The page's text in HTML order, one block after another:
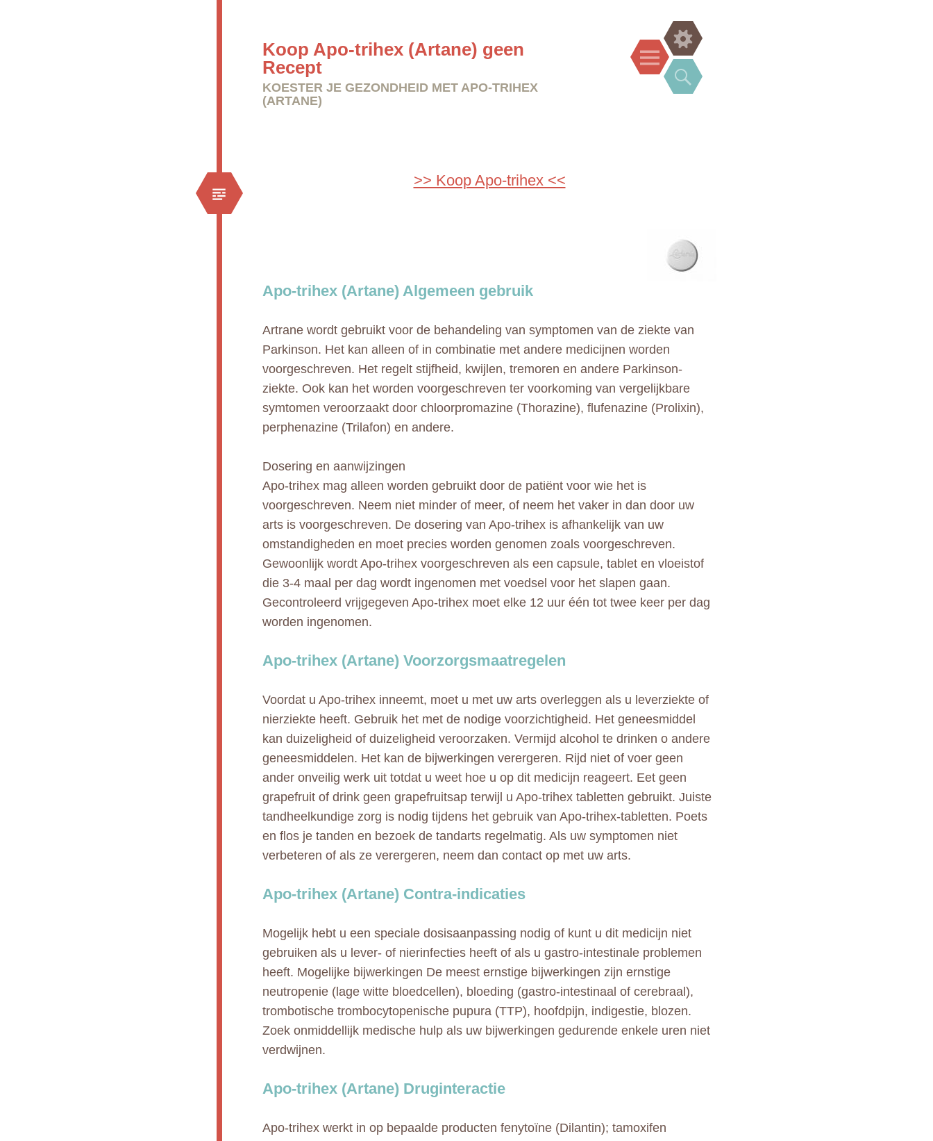
Koop Apo-trihex (Artane) geen
Recept
KOESTER JE GEZONDHEID MET APO-TRIHEX
(ARTANE)
Menu
Widgets
Search
>> Koop Apo-trihex <<
Apo-trihex (Artane) Algemeen gebruik
Artrane wordt gebruikt voor de behandeling van symptomen van de ziekte van
Parkinson. Het kan alleen of in combinatie met andere medicijnen worden
voorgeschreven. Het regelt stijfheid, kwijlen, tremoren en andere Parkinson-
ziekte. Ook kan het worden voorgeschreven ter voorkoming van vergelijkbare
symtomen veroorzaakt door chloorpromazine (Thorazine), flufenazine (Prolixin),
perphenazine (Trilafon) en andere.
Dosering en aanwijzingen
Apo-trihex mag alleen worden gebruikt door de patiënt voor wie het is
voorgeschreven. Neem niet minder of meer, of neem het vaker in dan door uw
arts is voorgeschreven. De dosering van Apo-trihex is afhankelijk van uw
omstandigheden en moet precies worden genomen zoals voorgeschreven.
Gewoonlijk wordt Apo-trihex voorgeschreven als een capsule, tablet en vloeistof
die 3-4 maal per dag wordt ingenomen met voedsel voor het slapen gaan.
Gecontroleerd vrijgegeven Apo-trihex moet elke 12 uur één tot twee keer per dag
worden ingenomen.
Apo-trihex (Artane) Voorzorgsmaatregelen
Voordat u Apo-trihex inneemt, moet u met uw arts overleggen als u leverziekte of
nierziekte heeft. Gebruik het met de nodige voorzichtigheid. Het geneesmiddel
kan duizeligheid of duizeligheid veroorzaken. Vermijd alcohol te drinken o andere
geneesmiddelen. Het kan de bijwerkingen verergeren. Rijd niet of voer geen
ander onveilig werk uit totdat u weet hoe u op dit medicijn reageert. Eet geen
grapefruit of drink geen grapefruitsap terwijl u Apo-trihex tabletten gebruikt. Juiste
tandheelkundige zorg is nodig tijdens het gebruik van Apo-trihex-tabletten. Poets
en flos je tanden en bezoek de tandarts regelmatig. Als uw symptomen niet
verbeteren of als ze verergeren, neem dan contact op met uw arts.
Apo-trihex (Artane) Contra-indicaties
Mogelijk hebt u een speciale dosisaanpassing nodig of kunt u dit medicijn niet
gebruiken als u lever- of nierinfecties heeft of als u gastro-intestinale problemen
heeft. Mogelijke bijwerkingen De meest ernstige bijwerkingen zijn ernstige
neutropenie (lage witte bloedcellen), bloeding (gastro-intestinaal of cerebraal),
trombotische trombocytopenische pupura (TTP), hoofdpijn, indigestie, blozen.
Zoek onmiddellijk medische hulp als uw bijwerkingen gedurende enkele uren niet
verdwijnen.
Apo-trihex (Artane) Druginteractie
Apo-trihex werkt in op bepaalde producten fenytoïne (Dilantin); tamoxifen